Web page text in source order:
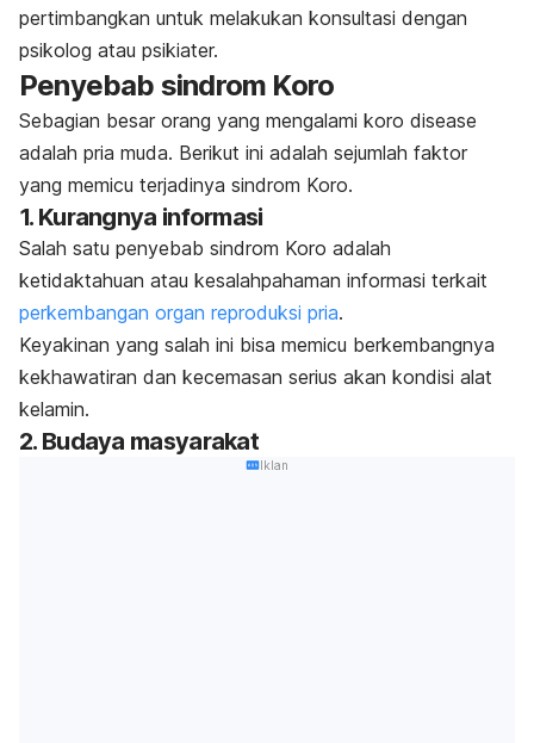
pertimbangkan untuk melakukan konsultasi dengan
psikolog atau psikiater.
Penyebab sindrom Koro
Sebagian besar orang yang mengalami koro disease
adalah pria muda. Berikut ini adalah sejumlah faktor
yang memicu terjadinya sindrom Koro.
1. Kurangnya informasi
Salah satu penyebab sindrom Koro adalah
ketidaktahuan atau kesalahpahaman informasi terkait
perkembangan organ reproduksi pria.
Keyakinan yang salah ini bisa memicu berkembangnya
kekhawatiran dan kecemasan serius akan kondisi alat
kelamin.
2. Budaya masyarakat
Iklan